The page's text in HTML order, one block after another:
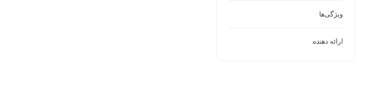
ویژگی‌ها
ارائه دهنده